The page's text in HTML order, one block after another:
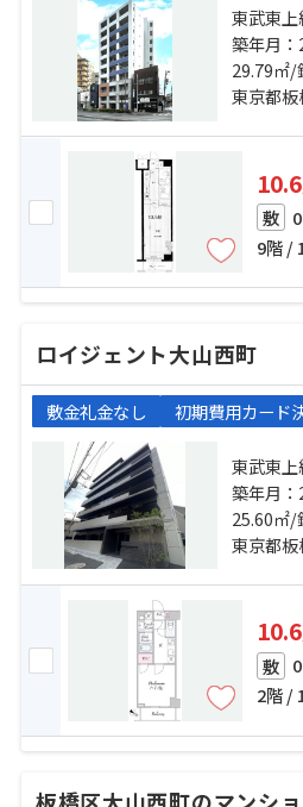
東武東上
東上線「
三田線「
分
築年月：
29.79㎡/
東京都
敷
9階 /
ロイジェント大山西町
敷金礼金なし 初期費用カード
東武東上
東上線「
三田線「
分
築年月：
25.60㎡/
東京都
敷
2階 /